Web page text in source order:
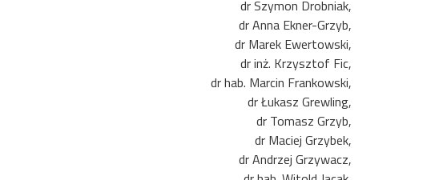
dr Szymon Drobniak,
dr Anna Ekner-Grzyb,
dr Marek Ewertowski,
dr inż. Krzysztof Fic,
dr hab. Marcin Frankowski,
dr Łukasz Grewling,
dr Tomasz Grzyb,
dr Maciej Grzybek,
dr Andrzej Grzywacz,